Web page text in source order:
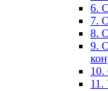
6.
7.
8.
9.
11.